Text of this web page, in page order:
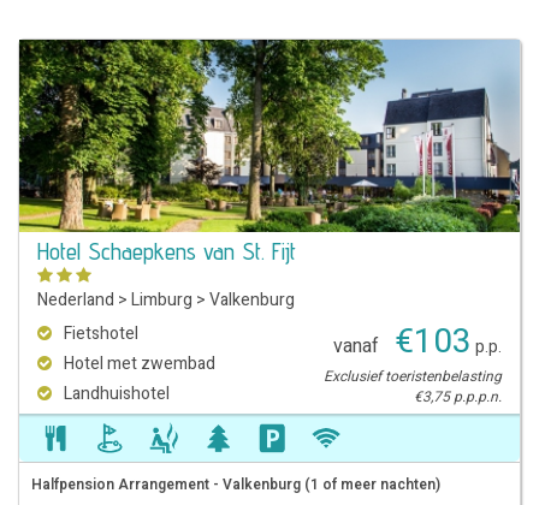
Hotel Schaepkens van St. Fijt
Nederland >Limburg >Valkenburg
Fietshotel
Hotel met zwembad
Landhuishotel
vanaf €103 p.p.
Exclusief toeristenbelasting
€3,75 p.p.p.n.
Halfpension Arrangement - Valkenburg (1 of meer nachten)